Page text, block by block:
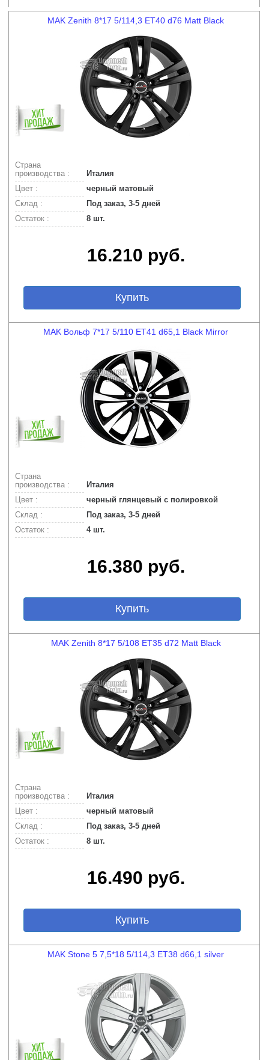
MAK Zenith 8*17 5/114,3 ET40 d76 Matt Black
Страна
производства :
Италия
Цвет :
черный матовый
Склад :
Под заказ, 3-5 дней
Остаток :
8 шт.
16.210 руб.
Купить
MAK Вольф 7*17 5/110 ET41 d65,1 Black Mirror
Страна
производства :
Италия
Цвет :
черный глянцевый с полировкой
Склад :
Под заказ, 3-5 дней
Остаток :
4 шт.
16.380 руб.
Купить
MAK Zenith 8*17 5/108 ET35 d72 Matt Black
Страна
производства :
Италия
Цвет :
черный матовый
Склад :
Под заказ, 3-5 дней
Остаток :
8 шт.
16.490 руб.
Купить
MAK Stone 5 7,5*18 5/114,3 ET38 d66,1 silver